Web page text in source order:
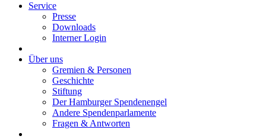
Service
Presse
Downloads
Interner Login
Über uns
Gremien & Personen
Geschichte
Stiftung
Der Hamburger Spendenengel
Andere Spendenparlamente
Fragen & Antworten